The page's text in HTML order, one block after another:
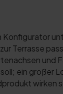
Terrasse
und
ein großer
wirken